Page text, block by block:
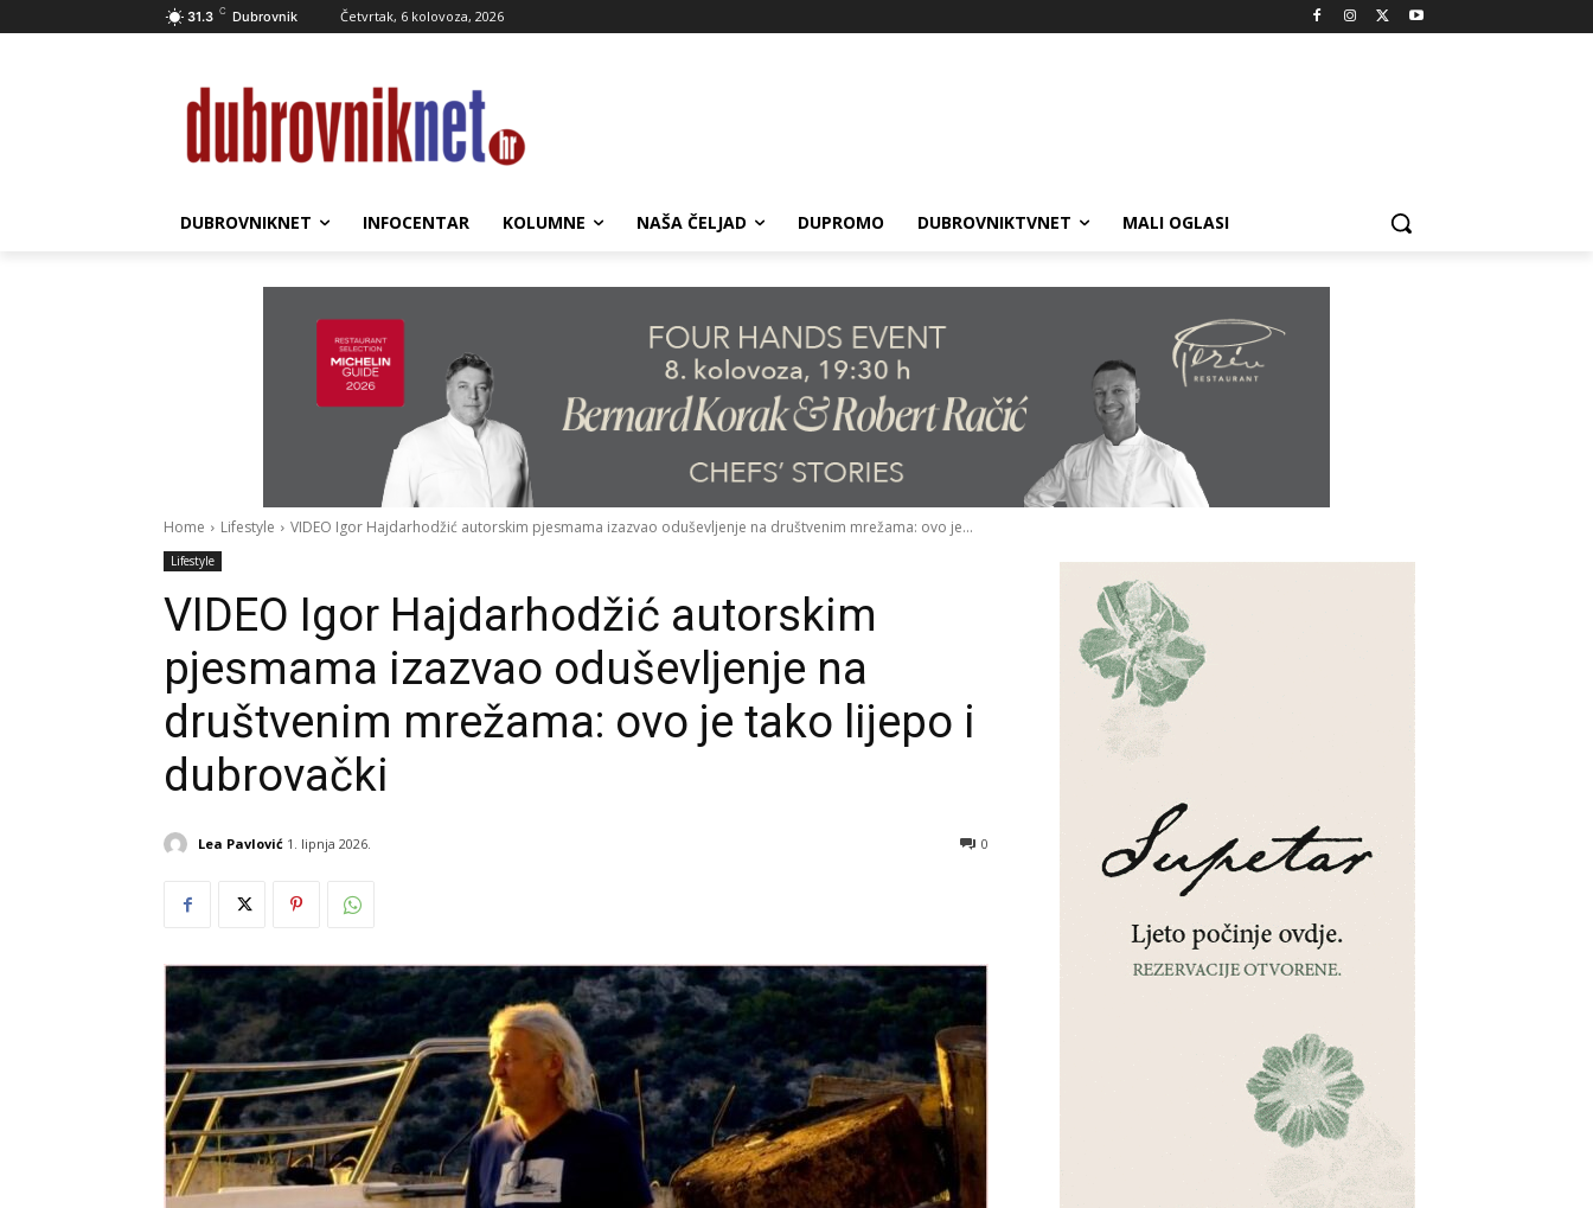
31.3 C Dubrovnik Četvrtak, 6 kolovoza, 2026
DUBROVNIKNET INFOCENTAR KOLUMNE NAŠA ČELJAD DUPROMO DUBROVNIKTVNET MALI OGLASI
Home Lifestyle VIDEO Igor Hajdarhodžić autorskim pjesmama izazvao oduševljenje na društvenim mrežama: ovo je...
Lifestyle
VIDEO Igor Hajdarhodžić autorskim
pjesmama izazvao oduševljenje na
društvenim mrežama: ovo je tako lijepo i
dubrovački
Lea Pavlović 1. lipnja 2026. 0